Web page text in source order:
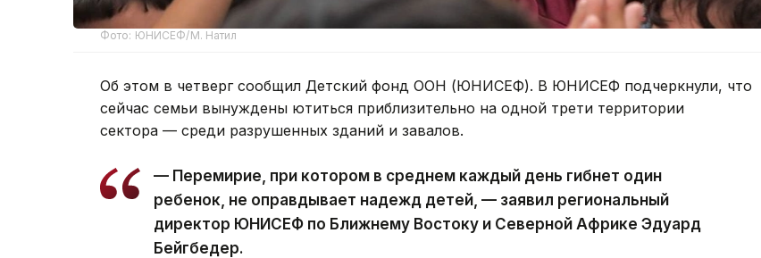
Фото: ЮНИСЕФ/М. Натил
Об этом в четверг сообщил Детский фонд ООН (ЮНИСЕФ). В ЮНИСЕФ подчеркнули, что
сейчас семьи вынуждены ютиться приблизительно на одной трети территории
сектора — среди разрушенных зданий и завалов.
— Перемирие, при котором в среднем каждый день гибнет один
ребенок, не оправдывает надежд детей, — заявил региональный
директор ЮНИСЕФ по Ближнему Востоку и Северной Африке Эдуард
Бейгбедер.